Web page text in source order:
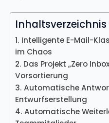
Inhaltsverzeichnis
1. Intelligente E-Mail-
im Chaos
2. Das Projekt „Zero
Vorsortierung
3. Automatische
Entwurfserstellung
4. Automatische